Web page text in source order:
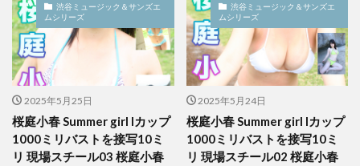
渋谷ミュージック＆サンズエ
ムシリーズ
2025年5月25日
桜庭小春 Summer girl Iカップ
1000ミリバストを接写10ミ
リ 現場スチール03 桜庭小春
渋谷ミュージック＆サンズエ
ムシリーズ
2025年5月24日
桜庭小春 Summer girl Iカップ
1000ミリバストを接写10ミ
リ 現場スチール02 桜庭小春